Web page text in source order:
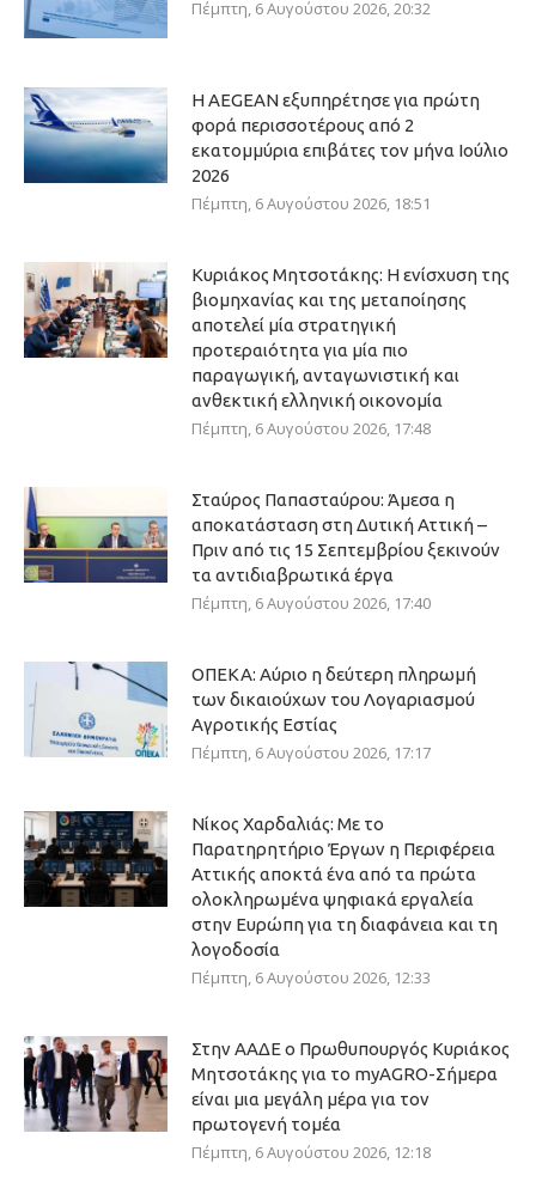
Πέμπτη, 6 Αυγούστου 2026, 20:32
Η AEGEAN εξυπηρέτησε για πρώτη
φορά περισσοτέρους από 2
εκατομμύρια επιβάτες τον μήνα Ιούλιο
2026
Πέμπτη, 6 Αυγούστου 2026, 18:51
Κυριάκος Μητσοτάκης: Η ενίσχυση της
βιομηχανίας και της μεταποίησης
αποτελεί μία στρατηγική
προτεραιότητα για μία πιο
παραγωγική, ανταγωνιστική και
ανθεκτική ελληνική οικονομία
Πέμπτη, 6 Αυγούστου 2026, 17:48
Σταύρος Παπασταύρου: Άμεσα η
αποκατάσταση στη Δυτική Αττική –
Πριν από τις 15 Σεπτεμβρίου ξεκινούν
τα αντιδιαβρωτικά έργα
Πέμπτη, 6 Αυγούστου 2026, 17:40
ΟΠΕΚΑ: Αύριο η δεύτερη πληρωμή
των δικαιούχων του Λογαριασμού
Αγροτικής Εστίας
Πέμπτη, 6 Αυγούστου 2026, 17:17
Νίκος Χαρδαλιάς: Με το
Παρατηρητήριο Έργων η Περιφέρεια
Αττικής αποκτά ένα από τα πρώτα
ολοκληρωμένα ψηφιακά εργαλεία
στην Ευρώπη για τη διαφάνεια και τη
λογοδοσία
Πέμπτη, 6 Αυγούστου 2026, 12:33
Στην ΑΑΔΕ ο Πρωθυπουργός Κυριάκος
Μητσοτάκης για το myAGRO-Σήμερα
είναι μια μεγάλη μέρα για τον
πρωτογενή τομέα
Πέμπτη, 6 Αυγούστου 2026, 12:18